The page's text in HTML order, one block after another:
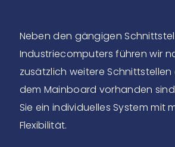
Neben den gängigen
Industriecomputers führen wir
zusätzlich weitere
dem Mainboard vorhanden
Sie ein individuelles System mit
Flexibilität.